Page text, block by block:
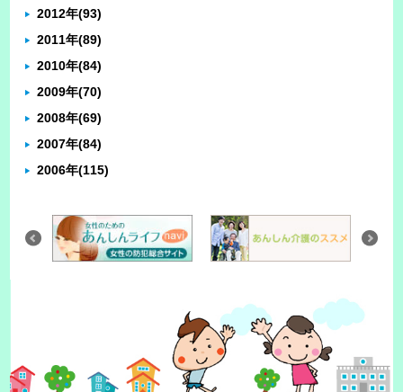
2012年(93)
2011年(89)
2010年(84)
2009年(70)
2008年(69)
2007年(84)
2006年(115)